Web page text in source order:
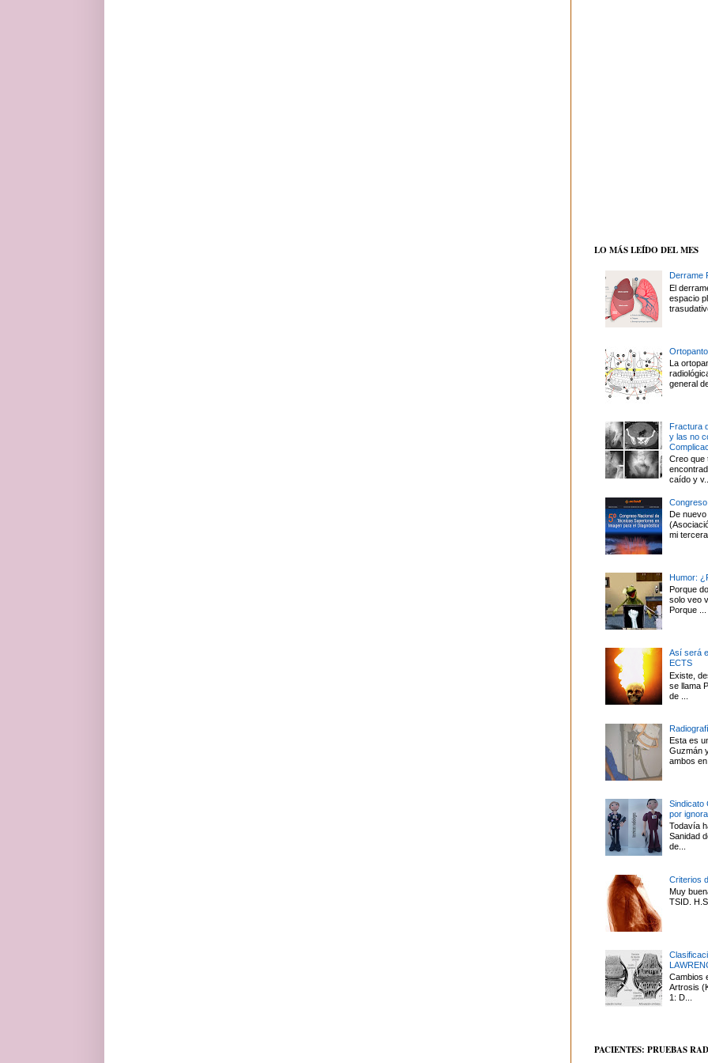
LO MÁS LEÍDO DEL MES
Derrame
El
espacio
La
general
Fractura
y las no
Creo que
caído y
De
mi
Humor:
Porque
solo veo
Porque ...
Así será
ECTS
Existe,
se llama
de ...
Esta es
Guzmán
ambos
Sindicato
por
Todavía
Sanidad
de...
Criterios
Muy
TSID.
Cambios
Artrosis
1: D...
PACIENTES: PRUEBAS